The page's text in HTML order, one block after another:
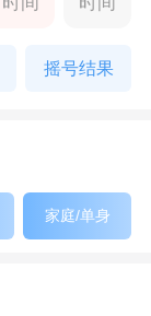
摇号结果
家庭/单身